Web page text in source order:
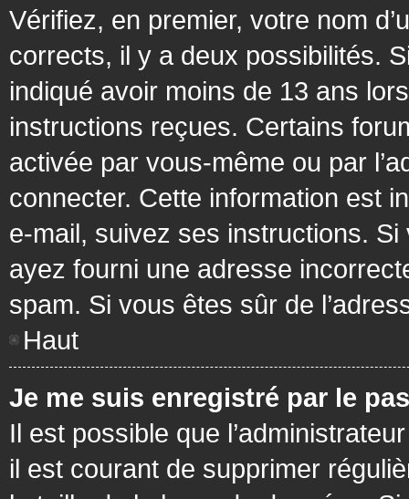
Vérifiez, en premier, votre nom
corrects, il y a deux possibilités.
indiqué avoir moins de 13 ans
instructions reçues. Certains
activée par vous-même ou par
connecter. Cette information est
e-mail, suivez ses instructions. Si
ayez fourni une adresse
spam. Si vous êtes sûr de
Haut
Je me suis enregistré par le
Il est possible que
il est courant de supprimer